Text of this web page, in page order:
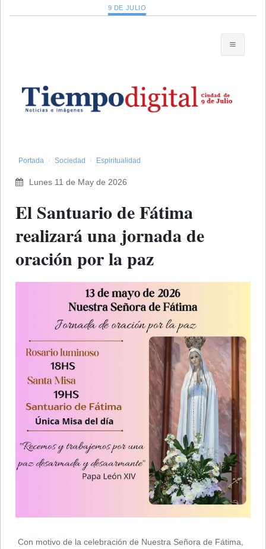
9 DE JULIO
Portada Sociedad Espiritualidad
Lunes 11 de May de 2026
El Santuario de Fátima
realizará una jornada de
oración por la paz
Con motivo de la celebración de Nuestra Señora de Fátima,